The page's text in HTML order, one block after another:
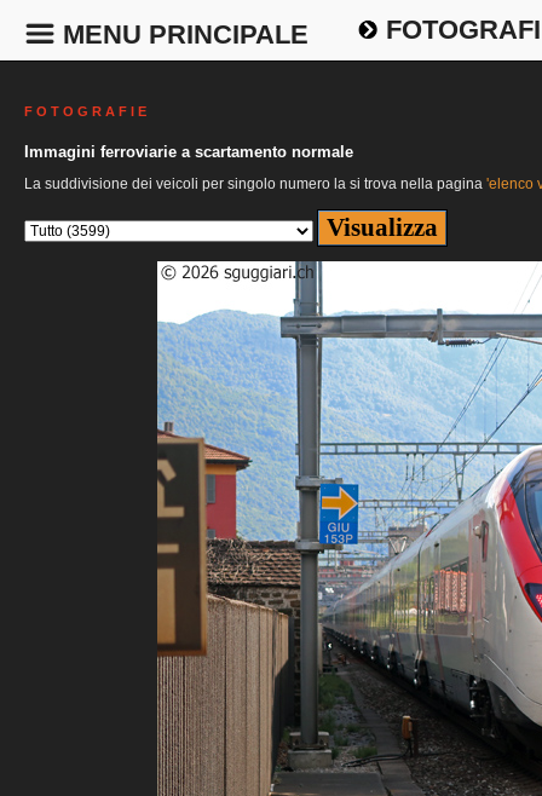
MENU PRINCIPALE
F O T O G R A F I E
Immagini ferroviarie a scartamento normale
La suddivisione dei veicoli per singolo numero la si trova nella pagina 'elenco